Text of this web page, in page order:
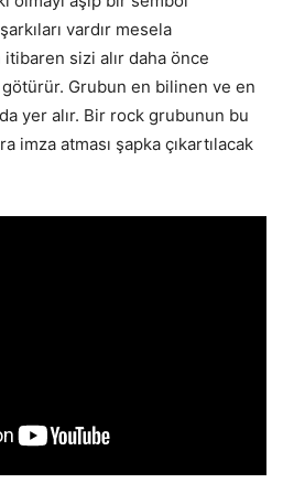
vardır mesela
sizi alır daha önce
götürür. Grubun en bilinen ve en
yer alır. Bir rock grubunun bu
imza atması şapka çıkartılacak